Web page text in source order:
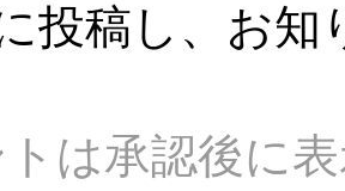
投稿し、お
は承認後に